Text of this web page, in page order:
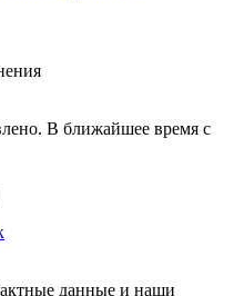
В ближайшее время с
данные и наши